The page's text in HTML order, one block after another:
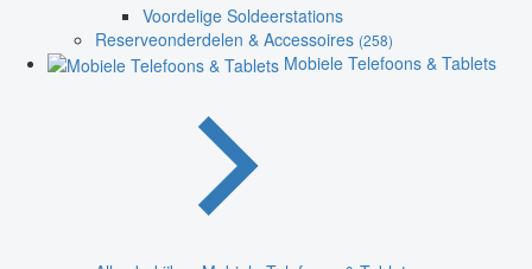
Voordelige Soldeerstations
Reserveonderdelen & Accessoires (258)
Mobiele Telefoons & Tablets